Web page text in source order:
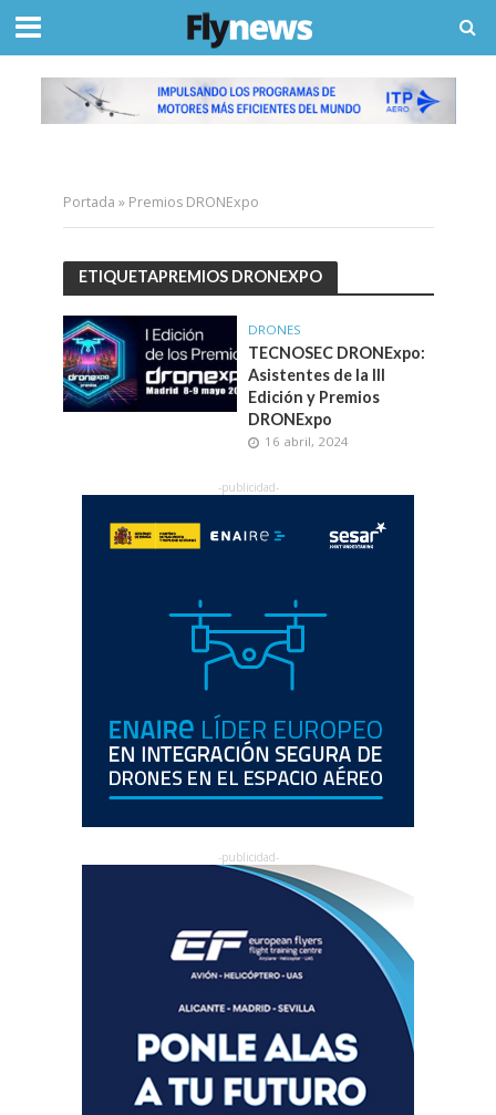
Portada » Premios DRONExpo
ETIQUETAPREMIOS DRONEXPO
DRONES
TECNOSEC DRONExpo:
Asistentes de la III
Edición y Premios
DRONExpo
16 abril, 2024